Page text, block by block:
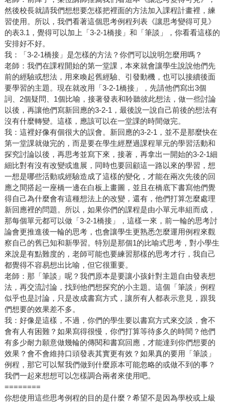
然後校長就請我們想想要怎樣把裡面的方法加入課程計畫裡，練
習使用。所以，我們看著這個思考例程列表《讓思考變得可見》
的表3.1，覺得可以加上「3-2-1橋接」和「筆談」，你看看這樣的
安排好不好。
我：「3-2-1橋接」是怎樣的方法？你們可以說明怎麼用嗎？
老師：我們在課程開始的第一堂課，本來就會讓學生說說他們先
前的經驗或想法，用來喚起舊經驗、引發動機，也可以接續後面
要學習的主題。現在就改用「3-2-1橋接」，先請他們寫出3個
詞、2個疑問、1個比喻，接著發表和聆聽彼此想法，做一些討論
以後，再讓他們寫新回應的3-2-1，最後說一說自己前後的想法有
沒有什麼轉變。這樣，應該可以在一堂課的時間做完。
我：這裡好像有個很大的誤會。新回應的3-2-1，並不是那麼快在
第一堂課就做完的，而是要在學生經歷過課程單元的學習活動和
探究討論以後，再思考並寫下來，接著，再拿出一開始的3-2-1細
細比對有沒有改變或進展，同時也要回顧這一路以來的學習，想
一想是哪些活動或經驗造成了這樣的變化，才能在兩次先後的回
應之間搭起一座橋一邊在白板上畫圖，並且在橋底下書寫他們覺
得自己為什麼會有這種想法上的改變，還有，他們打算怎麼處理
新回應裡的問題。所以，如果你們的課程是由小單元串組而成，
那每個單元都可以做「3-2-1橋接」，這樣一來，前一輪的思考討
論會更推進後一輪的思考，也會讓學生更熟悉怎麼運用例程來觀
察自己的舊已知和新學習。特別是那個1的比喻式思考，對小學生
來說是有點難度的，老師可能也要練習那樣的思考才行，我自己
都覺得不容易想出比喻，但它很重要。
老師：那「筆談」呢？我們原本是要讓小孩針對主題自由發表想
法，再交流討論，找到他們想探究的小主題。這個「筆談」例程
似乎也是討論，只是改成書寫方式，讓所有人都表示意見，跟我
們想要的效果差不多。
我：好像是這樣，不過，你們的學生要以書寫方式來交談，會不
會有人有困難？如果寫得很慢，你們打算等待多久的時間？他們
有多少耐力願意做幾輪的傳閱和書寫回應，才能達到你們想要的
效果？會不會維持口頭發表其實更有效？如果真的要用「筆談」
例程，那它可以幫我們做到什麼原本可能忽略的或做不到的事？
我們一起來想想可以怎樣調合兩者來使用吧。
========
你想使用這些思考例程的目的是什麼？希望不是因為學校或上級